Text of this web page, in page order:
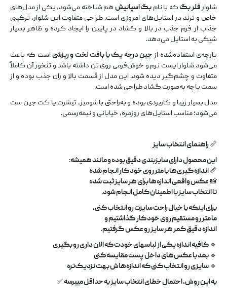
شلوارفلر بگکه با نام بگ اسپانیش هم شناخته می‌شود، یکی از مدل‌های
خاص و ترند در استایل‌های امروزی است. طراحی متفاوت این شلوار، ترکیبی
جذاب از فرم جذب در بالا و گشاد در پایین را ایجاد کرده و ظاهر بسیار
شیکی به استایل می‌دهد.
پارچه‌ی استفاده‌شده از جین درجه یک با بافت لخت و ریزشیاست که باعث
می‌شود شلوار ایست نرم و خوش‌فرمی روی تن داشته باشد و تنخور آن کاملاً
متفاوت و چشم‌گیر دیده شود. این مدل از قسمت بالا و ران جذب بوده و از
سمت پاچه به‌صورت گشاد طراحی شده است.
مدل بسیار زیبا و کاربردی بوده و به‌راحتی با شومیز، تیشرت یا کت جین ست
می‌شود؛ مناسب استایل‌های روزمره، خیابانی و نیمه‌رسمی.
📏راهنمای انتخاب سایز
این محصول دارایسایزبندی دقیقبوده و مانند همیشه:
📏اندازه‌گیری‌ها با متر روی خود کار انجام شده
📸عکس واقعی اندازه‌ها برای هر سایز ثبت شده
تا انتخاب سایز با اطمینان کامل انجام شود.
برای اینکه با خیال راحت سایزت رو انتخاب کنی،
مامتر رو مستقیم روی خود کارگذاشتیم و
اندازه دقیق کمر هر سایز رو عکس گرفتیم.
🔹 کافیه اندازه یکی از لباسهای خودت که الان داری رو بگیری
🔹 بعد با عکس‌های داخل پست مقایسه کنی
🔹 سایزی رو انتخاب کنی که اندازه‌هاش بهت نزدیک‌تره
به این روش، احتمال خطای انتخاب سایز به حداقل مییرسه✅